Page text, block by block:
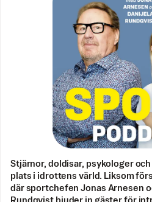
Stjärnor, doldisar, psykologer
plats i idrottens värld. Liksom
där sportchefen Jonas Arnesen